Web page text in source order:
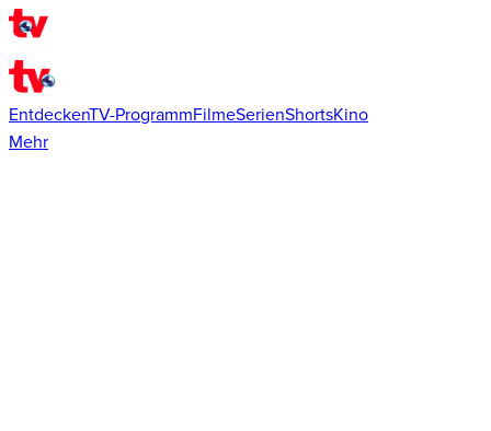
EntdeckenTV-ProgrammFilmeSerienShortsKino
Mehr